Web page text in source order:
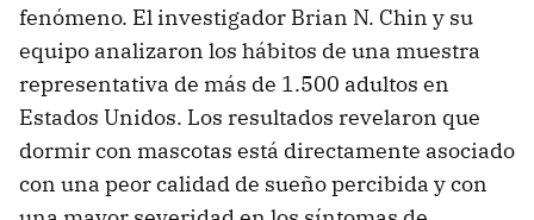
fenómeno. El investigador Brian N. Chin y su
equipo analizaron los hábitos de una muestra
representativa de más de 1.500 adultos en
Estados Unidos. Los resultados revelaron que
dormir con mascotas está directamente asociado
con una peor calidad de sueño percibida y con